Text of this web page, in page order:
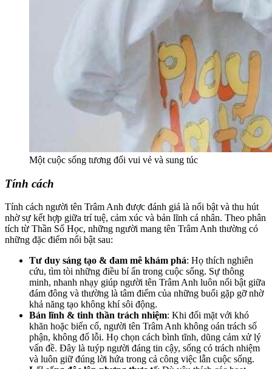
Một cuộc sống tương đối vui vẻ và sung túc
Tính cách
Tính cách người tên Trâm Anh được đánh giá là nổi bật và thu hút
nhờ sự kết hợp giữa trí tuệ, cảm xúc và bản lĩnh cá nhân. Theo phân
tích từ Thần Số Học, những người mang tên Trâm Anh thường có
những đặc điểm nổi bật sau:
Tư duy sáng tạo & đam mê khám phá: Họ thích nghiên
cứu, tìm tòi những điều bí ẩn trong cuộc sống. Sự thông
minh, nhanh nhạy giúp người tên Trâm Anh luôn nổi bật giữa
đám đông và thường là tâm điểm của những buổi gặp gỡ nhờ
khả năng tạo không khí sôi động.
Bản lĩnh & tinh thần trách nhiệm: Khi đối mặt với khó
khăn hoặc biến cố, người tên Trâm Anh không oán trách số
phận, không đổ lỗi. Họ chọn cách bình tĩnh, dũng cảm xử lý
vấn đề. Đây là tuýp người đáng tin cậy, sống có trách nhiệm
và luôn giữ đúng lời hứa trong cả công việc lẫn cuộc sống.